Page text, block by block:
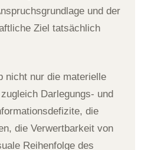
und der
Ziel tatsächlich
nicht nur die materielle
Darlegungs- und
die
die Verwertbarkeit von
Reihenfolge des